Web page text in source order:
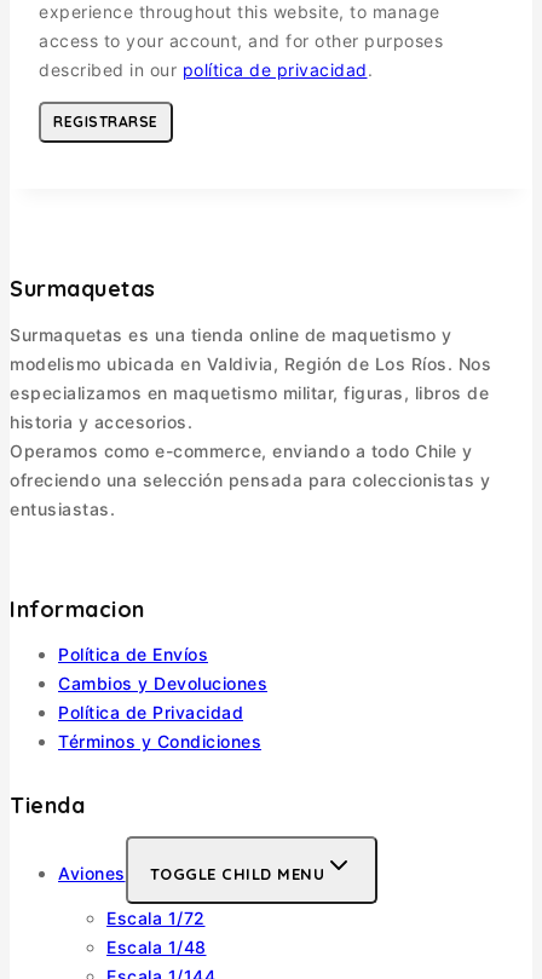
experience throughout this website, to manage
access to your account, and for other purposes
described in our política de privacidad.
REGISTRARSE
Surmaquetas
Surmaquetas es una tienda online de maquetismo y
modelismo ubicada en Valdivia, Región de Los Ríos. Nos
especializamos en maquetismo militar, figuras, libros de
historia y accesorios.
Operamos como e-commerce, enviando a todo Chile y
ofreciendo una selección pensada para coleccionistas y
entusiastas.
Informacion
Política de Envíos
Cambios y Devoluciones
Política de Privacidad
Términos y Condiciones
Tienda
Aviones TOGGLE CHILD MENU
Escala 1/72
Escala 1/48